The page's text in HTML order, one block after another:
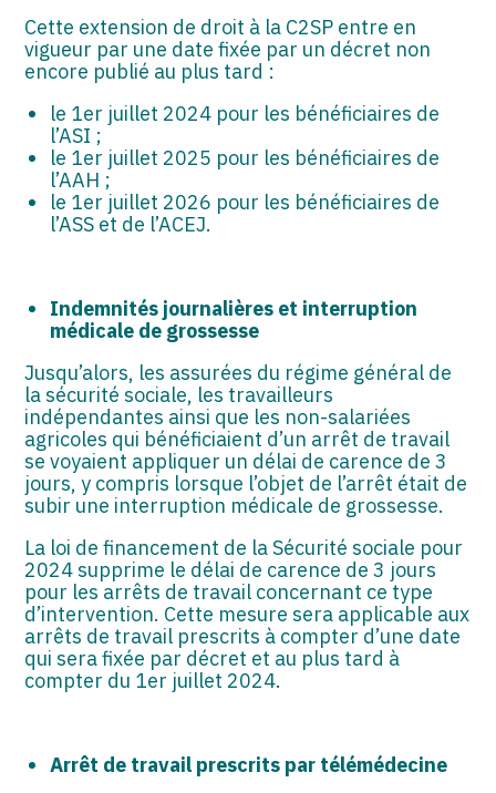
Cette extension de droit à la C2SP entre en
vigueur par une date fixée par un décret non
encore publié au plus tard :
le 1er juillet 2024 pour les bénéficiaires de
l’ASI ;
le 1er juillet 2025 pour les bénéficiaires de
l’AAH ;
le 1er juillet 2026 pour les bénéficiaires de
l’ASS et de l’ACEJ.
Indemnités journalières et interruption
médicale de grossesse
Jusqu’alors, les assurées du régime général de
la sécurité sociale, les travailleurs
indépendantes ainsi que les non-salariées
agricoles qui bénéficiaient d’un arrêt de travail
se voyaient appliquer un délai de carence de 3
jours, y compris lorsque l’objet de l’arrêt était de
subir une interruption médicale de grossesse.
La loi de financement de la Sécurité sociale pour
2024 supprime le délai de carence de 3 jours
pour les arrêts de travail concernant ce type
d’intervention. Cette mesure sera applicable aux
arrêts de travail prescrits à compter d’une date
qui sera fixée par décret et au plus tard à
compter du 1er juillet 2024.
Arrêt de travail prescrits par télémédecine